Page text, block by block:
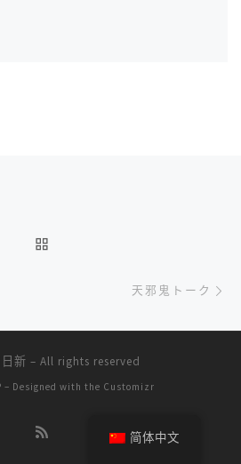
天邪鬼トーク
日新 – All rights reserved
– Designed with the Customizr
简体中文